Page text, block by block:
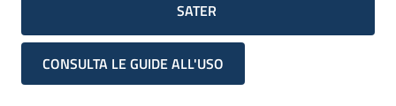
SATER
CONSULTA LE GUIDE ALL'USO